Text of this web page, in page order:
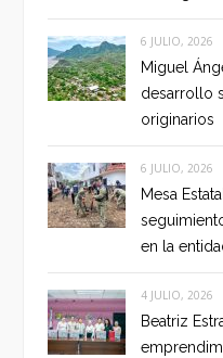
6 JULIO, 2026
Miguel
desarrollo
originarios
6 JULIO, 2026
Mesa
en la
4 JULIO, 2026
Beatriz